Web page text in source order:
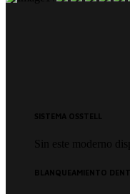
SISTEMA OSSTELL
Sin este moderno
BLANQUEAMIENTO